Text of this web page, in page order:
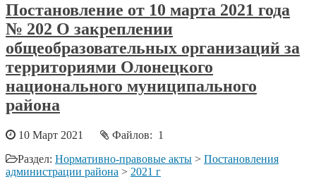
Постановление от 10 марта 2021 года
№ 202 О закреплении
общеобразовательных организаций за
территориями Олонецкого
национального муниципального
района
10 Март 2021
Файлов: 1
Раздел: Нормативно-правовые акты > Постановления
администрации района > 2021 г